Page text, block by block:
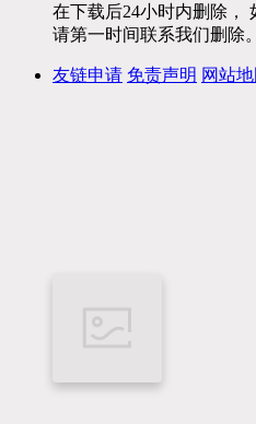
在下载后24小时内删除，
请第一时间联系我们删除
友链申请 免责声明 网站地